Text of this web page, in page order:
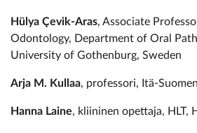
Hülya Çevik-Aras, Associate
Odontology, Department of Oral
University of Gothenburg, Sweden
Arja M. Kullaa, professori, Itä-
Hanna Laine, kliininen opettaja, HLT,